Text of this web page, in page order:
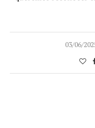
03/06/